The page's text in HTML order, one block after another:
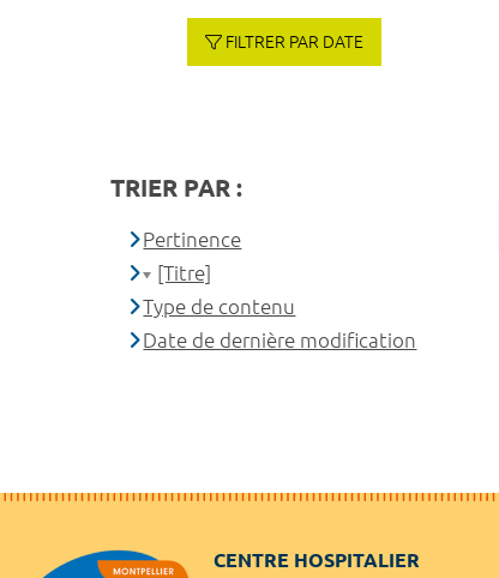
FILTRER PAR DATE
TRIER PAR :
Pertinence
[Titre]
Type de contenu
Date de dernière modification
CENTRE HOSPITALIER